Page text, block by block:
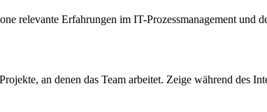
relevante Erfahrungen im IT-Prozessmanagement
an denen das Team arbeitet. Zeige während des